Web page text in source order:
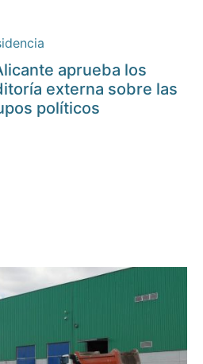
aprueba los
externa sobre las
políticos